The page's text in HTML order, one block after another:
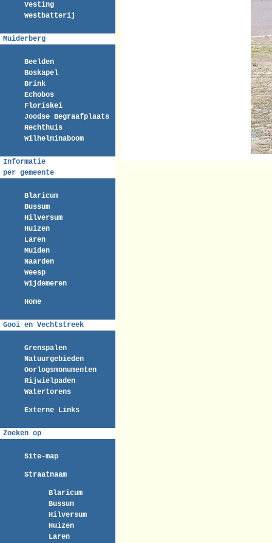
Vesting
Westbatterij
Muiderberg
Beelden
Boskapel
Brink
Echobos
Floriskei
Joodse Begraafplaats
Rechthuis
Wilhelminaboom
Informatie
per gemeente
Blaricum
Bussum
Hilversum
Huizen
Laren
Muiden
Naarden
Weesp
Wijdemeren
Home
Gooi en Vechtstreek
Grenspalen
Natuurgebieden
Oorlogsmonumenten
Rijwielpaden
Watertorens
Externe Links
Zoeken op
Site-map
Straatnaam
Blaricum
Bussum
Hilversum
Huizen
Laren